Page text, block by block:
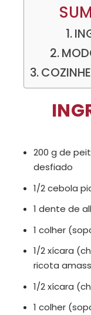
200 g de
desfiado
1/2 cebola
1 dente de
1 colher
1/2 xícara
ricota
1/2 xícara
1 colher